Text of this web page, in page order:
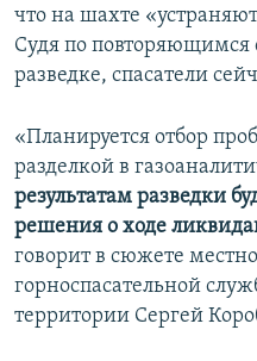
что на шахте
Судя по повторяющимся
разведке, спасатели
«Планируется отбор
разделкой в
результатам разведки
решения о ходе
говорит в сюжете
горноспасательной
территории Сергей